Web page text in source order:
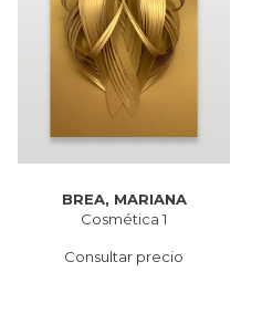
BREA, MARIANA
Cosmética 1
Consultar precio